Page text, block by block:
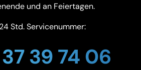
und an Feiertagen.
Std. Servicenummer:
37 39 74 06